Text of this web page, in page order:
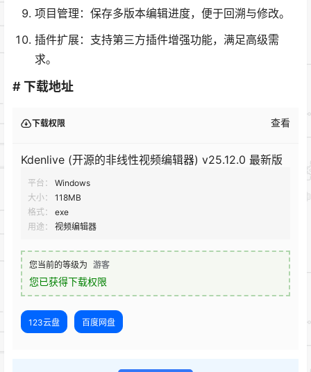
项目管理：保存多版本编辑进度，便于回溯与修改。
插件扩展：支持第三方插件增强功能，满足高级需
求。
# 下载地址
下载权限 查看
Kdenlive (开源的非线性视频编辑器) v25.12.0 最新版
平台：
Windows
大小：
118MB
格式：
exe
用途：
视频编辑器
您当前的等级为 游客
您已获得下载权限
123云盘 百度网盘